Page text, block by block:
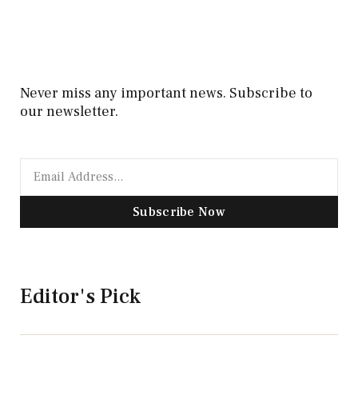
Never miss any important news. Subscribe to
our newsletter.
Subscribe Now
Editor's Pick